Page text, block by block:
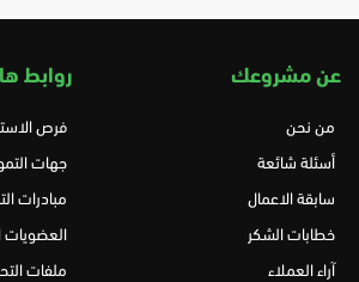
عن مشروعك
من نحن
أسئلة شائعة
سابقة الاعمال
خطابات الشكر
آراء العملاء
روابط
فرص
جهات
مبادرات
العضويات
ملفات